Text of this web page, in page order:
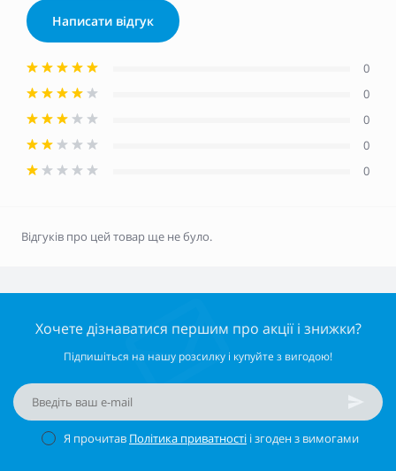
Написати відгук
0
0
0
0
0
Відгуків про цей товар ще не було.
Хочете дізнаватися першим про акції і знижки?
Підпишіться на нашу розсилку і купуйте з вигодою!
Я прочитав Політика приватності і згоден з вимогами